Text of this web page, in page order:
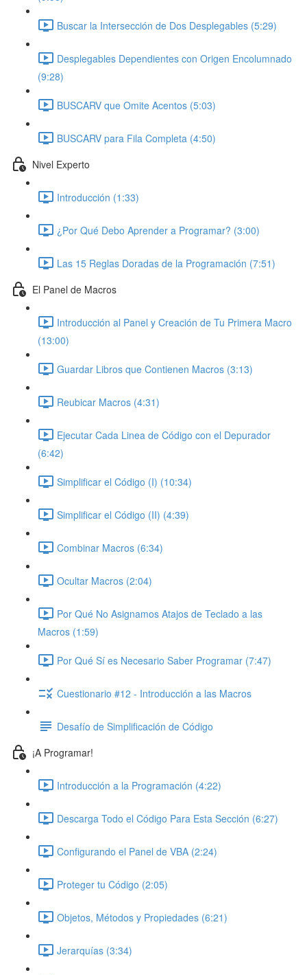
Buscar la Intersección de Dos Desplegables (5:29)
Desplegables Dependientes con Origen Encolumnado
(9:28)
BUSCARV que Omite Acentos (5:03)
BUSCARV para Fila Completa (4:50)
Nivel Experto
Introducción (1:33)
¿Por Qué Debo Aprender a Programar? (3:00)
Las 15 Reglas Doradas de la Programación (7:51)
El Panel de Macros
Introducción al Panel y Creación de Tu Primera Macro
(13:00)
Guardar Libros que Contienen Macros (3:13)
Reubicar Macros (4:31)
Ejecutar Cada Linea de Código con el Depurador
(6:42)
Simplificar el Código (I) (10:34)
Simplificar el Código (II) (4:39)
Combinar Macros (6:34)
Ocultar Macros (2:04)
Por Qué No Asignamos Atajos de Teclado a las
Macros (1:59)
Por Qué Sí es Necesario Saber Programar (7:47)
Cuestionario #12 - Introducción a las Macros
Desafío de Simplificación de Código
¡A Programar!
Introducción a la Programación (4:22)
Descarga Todo el Código Para Esta Sección (6:27)
Configurando el Panel de VBA (2:24)
Proteger tu Código (2:05)
Objetos, Métodos y Propiedades (6:21)
Jerarquías (3:34)